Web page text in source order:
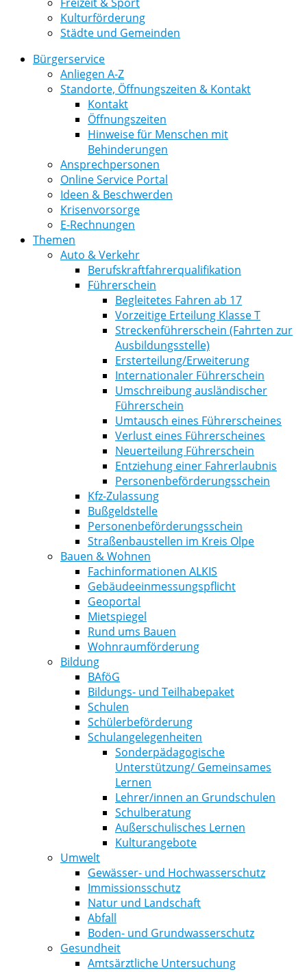
Kulturförderung
Städte und Gemeinden
Bürgerservice
Anliegen A-Z
Standorte, Öffnungszeiten & Kontakt
Kontakt
Öffnungszeiten
Hinweise für Menschen mit
Behinderungen
Ansprechpersonen
Online Service Portal
Ideen & Beschwerden
Krisenvorsorge
E-Rechnungen
Themen
Auto & Verkehr
Berufskraftfahrerqualifikation
Führerschein
Begleitetes Fahren ab 17
Vorzeitige Erteilung Klasse T
Streckenführerschein (Fahrten zur
Ausbildungsstelle)
Ersterteilung/Erweiterung
Internationaler Führerschein
Umschreibung ausländischer
Führerschein
Umtausch eines Führerscheines
Verlust eines Führerscheines
Neuerteilung Führerschein
Entziehung einer Fahrerlaubnis
Personenbeförderungsschein
Kfz-Zulassung
Bußgeldstelle
Personenbeförderungsschein
Straßenbaustellen im Kreis Olpe
Bauen & Wohnen
Fachinformationen ALKIS
Gebäudeeinmessungspflicht
Geoportal
Mietspiegel
Rund ums Bauen
Wohnraumförderung
Bildung
BAföG
Bildungs- und Teilhabepaket
Schulen
Schülerbeförderung
Schulangelegenheiten
Sonderpädagogische
Unterstützung/ Gemeinsames
Lernen
Lehrer/innen an Grundschulen
Schulberatung
Außerschulisches Lernen
Kulturangebote
Umwelt
Gewässer- und Hochwasserschutz
Immissionsschutz
Natur und Landschaft
Abfall
Boden- und Grundwasserschutz
Gesundheit
Amtsärztliche Untersuchung